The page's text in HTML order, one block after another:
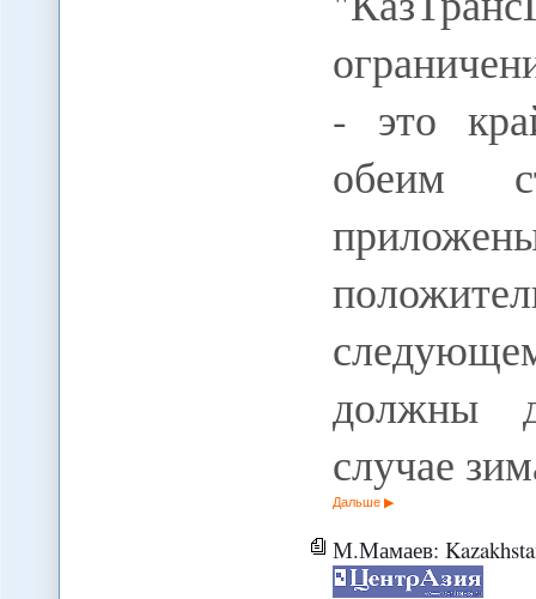
- это
обеим
должны
случае
Дальше
М.Мамаев: Kazakhstan